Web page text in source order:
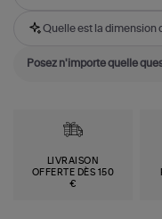
Quelle est la dimension
LIVRAISON
OFFERTE DÈS 150
€